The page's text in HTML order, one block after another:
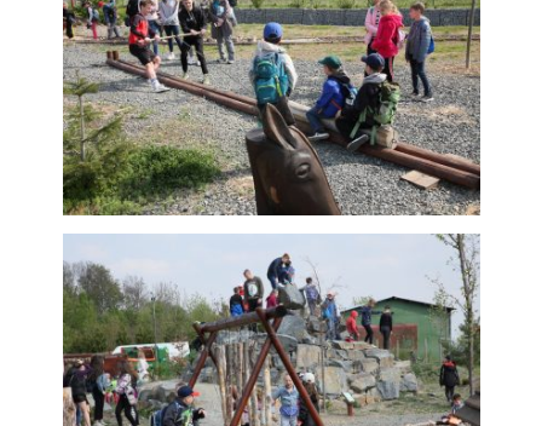
mohli zobrazit
vhodné obsahy
nebo reklamy jak
na našich
stránkách, tak na
stránkách třetích
subjektů. Díky tomu
můžeme vytvářet
profily založené na
Vašich zájmech, tak
pseudonymizované
profily. Na základě
těchto informací
není zpravidla
možná
bezprostřední
identifikace Vaší